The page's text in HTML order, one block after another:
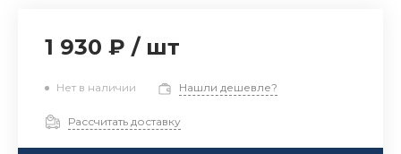
1 930 ₽ / шт
Нет в наличии Нашли дешевле?
Рассчитать доставку